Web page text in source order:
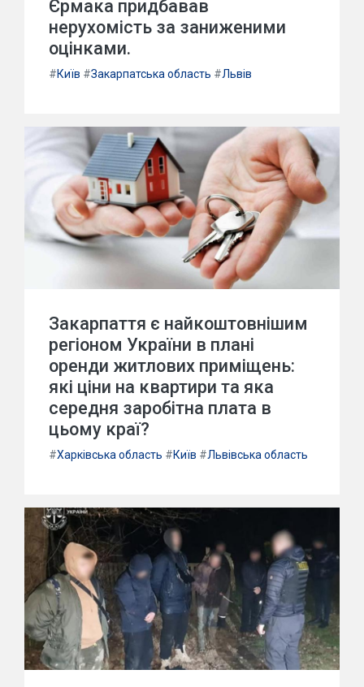
Єрмака придбавав
нерухомість за заниженими
оцінками.
#Київ #Закарпатська область #Львів
Закарпаття є найкоштовнішим
регіоном України в плані
оренди житлових приміщень:
які ціни на квартири та яка
середня заробітна плата в
цьому краї?
#Харківська область #Київ #Львівська область